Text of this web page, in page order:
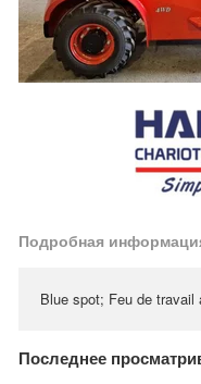
Подробная
Blue spot; Feu de travail
Последнее